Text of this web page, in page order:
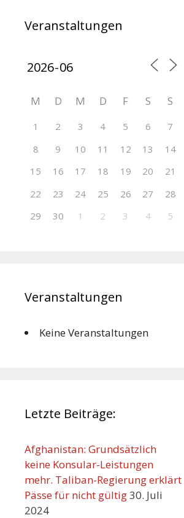
Veranstaltungen
M D M D F S S
1 2 3 4 5 6
7
8
9 10 11 12 13
14
15
16 17 18 19 20
21
22
23 24 25 26 27
28
29
30 1 2 3 4 5
Veranstaltungen
Keine Veranstaltungen
Letzte Beiträge:
Afghanistan: Grundsätzlich
keine Konsular-Leistungen
mehr. Taliban-Regierung erklärt
Pässe für nicht gültig30. Juli
2024